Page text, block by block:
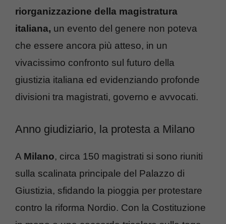
riorganizzazione della magistratura
italiana, un evento del genere non poteva
che essere ancora più atteso, in un
vivacissimo confronto sul futuro della
giustizia italiana ed evidenziando profonde
divisioni tra magistrati, governo e avvocati.
Anno giudiziario, la protesta a Milano
A Milano, circa 150 magistrati si sono riuniti
sulla scalinata principale del Palazzo di
Giustizia, sfidando la pioggia per protestare
contro la riforma Nordio. Con la Costituzione